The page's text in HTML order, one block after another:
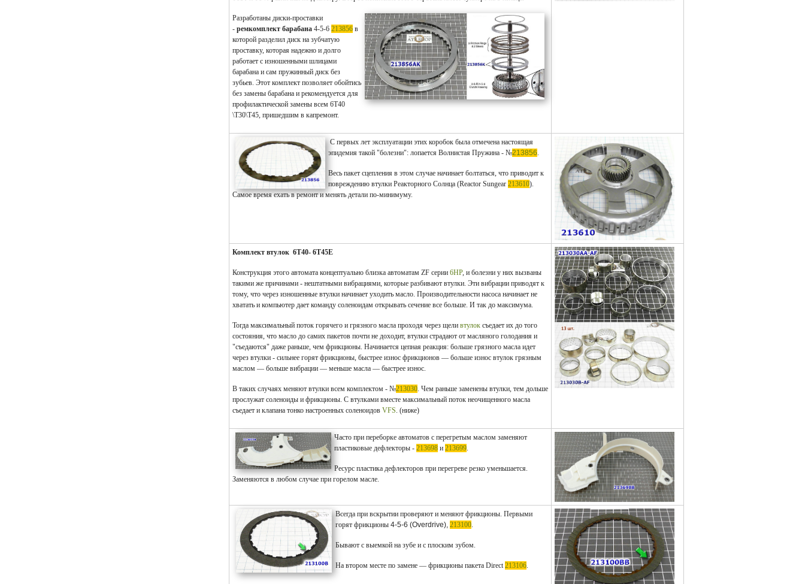
Разработаны диски-проставки
- ремкомплект барабана 4-5-6 213856 в
которой разделил диск на зубчатую
проставку, которая надежно и долго
работает с изношенными шлицами
барабана и сам пружинный диск без
зубьев. Этот комплект позволяет обойтись
без замены барабана и рекомендуется для
профилактической замены всем 6T40
\T30\T45, пришедшим в капремонт.
С первых лет эксплуатации этих коробок была отмечена настоящая
эпидемия такой "болезни": лопается Волнистая Пружина - №213856.
Весь пакет сцепления в этом случае начинает болтаться, что приводит к
повреждению втулки Реакторного Солнца (Reactor Sungear 213610).
Самое время ехать в ремонт и менять детали по-минимуму.
Комплект втулок 6T40- 6Т45Е
Конструкция этого автомата концептуально близка автоматам ZF серии 6HP, и болезни у них вызваны
такими же причинами - нештатными вибрациями, которые разбивают втулки. Эти вибрации приводят к
тому, что через изношенные втулки начинает уходить масло. Производительности насоса начинает не
хватать и компьютер дает команду соленоидам открывать сечение все больше. И так до максимума.
Тогда максимальный поток горячего и грязного масла проходя через щели втулок съедает их до того
состояния, что масло до самих пакетов почти не доходит, втулки страдают от масляного голодания и
"съедаются" даже раньше, чем фрикционы. Начинается цепная реакция: больше грязного масла идет
через втулки - сильнее горят фрикционы, быстрее износ фрикционов — больше износ втулок грязным
маслом — больше вибрации — меньше масла — быстрее износ.
В таких случаях меняют втулки всем комплектом - №213030. Чем раньше заменены втулки, тем дольше
прослужат соленоиды и фрикционы. С втулками вместе максимальный поток неочищенного масла
съедает и клапана тонко настроенных соленоидов VFS. (ниже)
Часто при переборке автоматов с перегретым маслом заменяют
пластиковые дефлекторы - 213698 и 213699.
Ресурс пластика дефлекторов при перегреве резко уменьшается.
Заменяются в любом случае при горелом масле.
Всегда при вскрытии проверяют и меняют фрикционы. Первыми
горят фрикционы 4-5-6 (Overdrive), 213100.
Бывают с выемкой на зубе и с плоским зубом.
На втором месте по замене — фрикционы пакета Direct213106.